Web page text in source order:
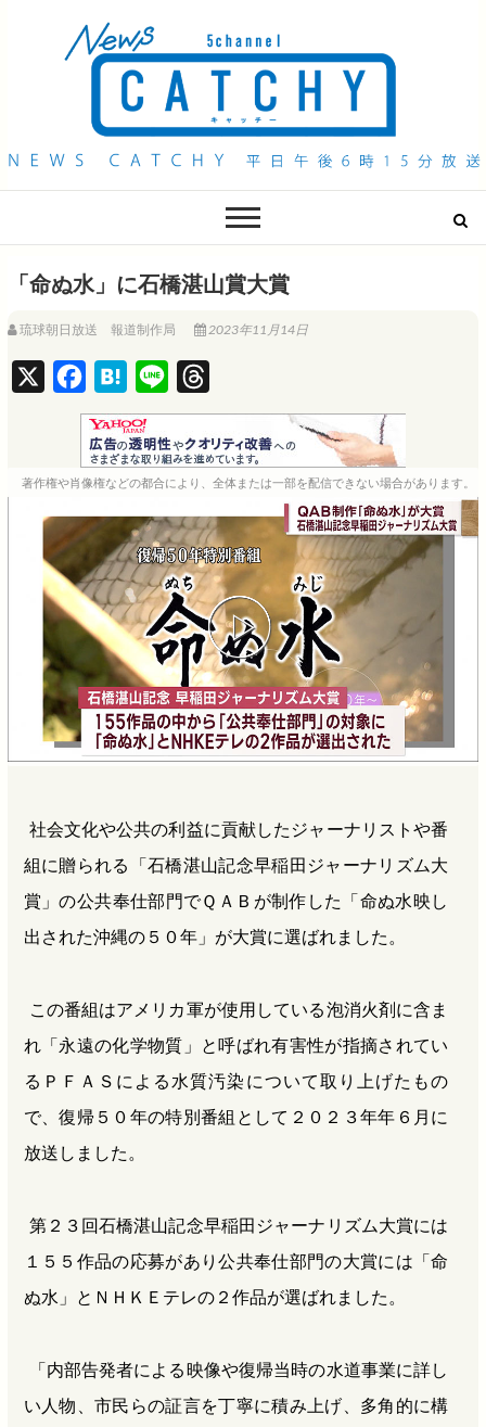
QAB NEWS Headline
「命ぬ水」に石橋湛山賞大賞
琉球朝日放送 報道制作局 2023年11月14日
a
c
e
o
o
k
H
a
t
e
a
i
n
e
h
r
e
d
s
著作権や肖像権などの都合により、全体または一部を配信できない場合があります。
社会文化や公共の利益に貢献したジャーナリストや番
組に贈られる「石橋湛山記念早稲田ジャーナリズム大
賞」の公共奉仕部門でＱＡＢが制作した「命ぬ水映し
出された沖縄の５０年」が大賞に選ばれました。
この番組はアメリカ軍が使用している泡消火剤に含ま
れ「永遠の化学物質」と呼ばれ有害性が指摘されてい
るＰＦＡＳによる水質汚染について取り上げたもの
で、復帰５０年の特別番組として２０２３年年６月に
放送しました。
第２３回石橋湛山記念早稲田ジャーナリズム大賞には
１５５作品の応募があり公共奉仕部門の大賞には「命
ぬ水」とＮＨＫＥテレの２作品が選ばれました。
「内部告発者による映像や復帰当時の水道事業に詳し
い人物、市民らの証言を丁寧に積み上げ、多角的に構